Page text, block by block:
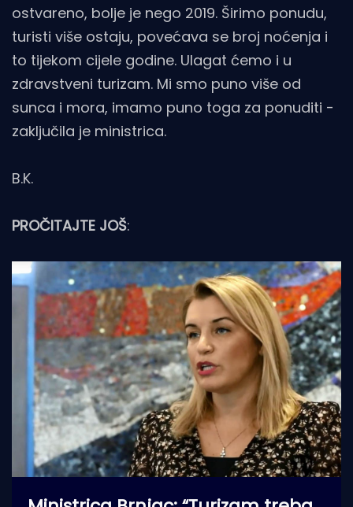
ostvareno, bolje je nego 2019. Širimo ponudu,
turisti više ostaju, povećava se broj noćenja i
to tijekom cijele godine. Ulagat ćemo i u
zdravstveni turizam. Mi smo puno više od
sunca i mora, imamo puno toga za ponuditi -
zaključila je ministrica.
B.K.
PROČITAJTE JOŠ: